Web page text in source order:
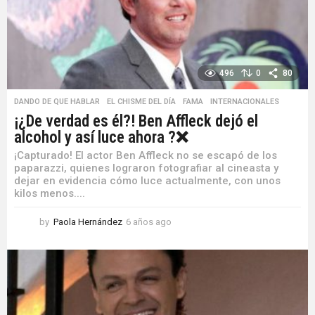
o
496 0 80
DANDO DE QUE HABLAR ,EL CHISME DEL DÍA ,FAMA INTERNACIONALES
¡¿De verdad es él?! Ben Affleck dejó el
alcohol y así luce ahora ?❌
¡Capturado! El actor Ben Affleck no se escapó de los
paparazzi, quienes lograron fotografiar al cineasta y
dejar en evidencia cómo luce actualmente, con unos
kilos menos....
by Paola Hernández 6 años ago
ñ
s
g